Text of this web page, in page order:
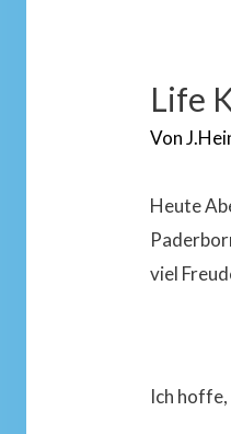
Life
Von
Heute
viel
Ich